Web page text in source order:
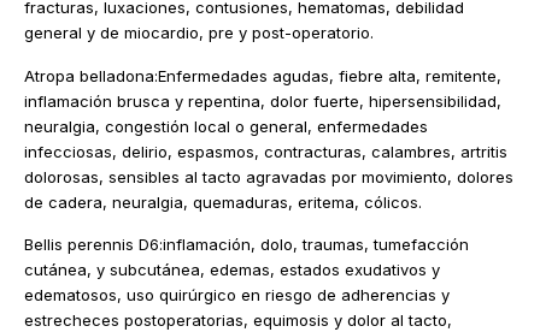
fracturas, luxaciones, contusiones, hematomas, debilidad
general y de miocardio, pre y post-operatorio.
Atropa belladona:Enfermedades agudas, fiebre alta, remitente,
inflamación brusca y repentina, dolor fuerte, hipersensibilidad,
neuralgia, congestión local o general, enfermedades
infecciosas, delirio, espasmos, contracturas, calambres, artritis
dolorosas, sensibles al tacto agravadas por movimiento, dolores
de cadera, neuralgia, quemaduras, eritema, cólicos.
Bellis perennis D6:inflamación, dolo, traumas, tumefacción
cutánea, y subcutánea, edemas, estados exudativos y
edematosos, uso quirúrgico en riesgo de adherencias y
estrecheces postoperatorias, equimosis y dolor al tacto,